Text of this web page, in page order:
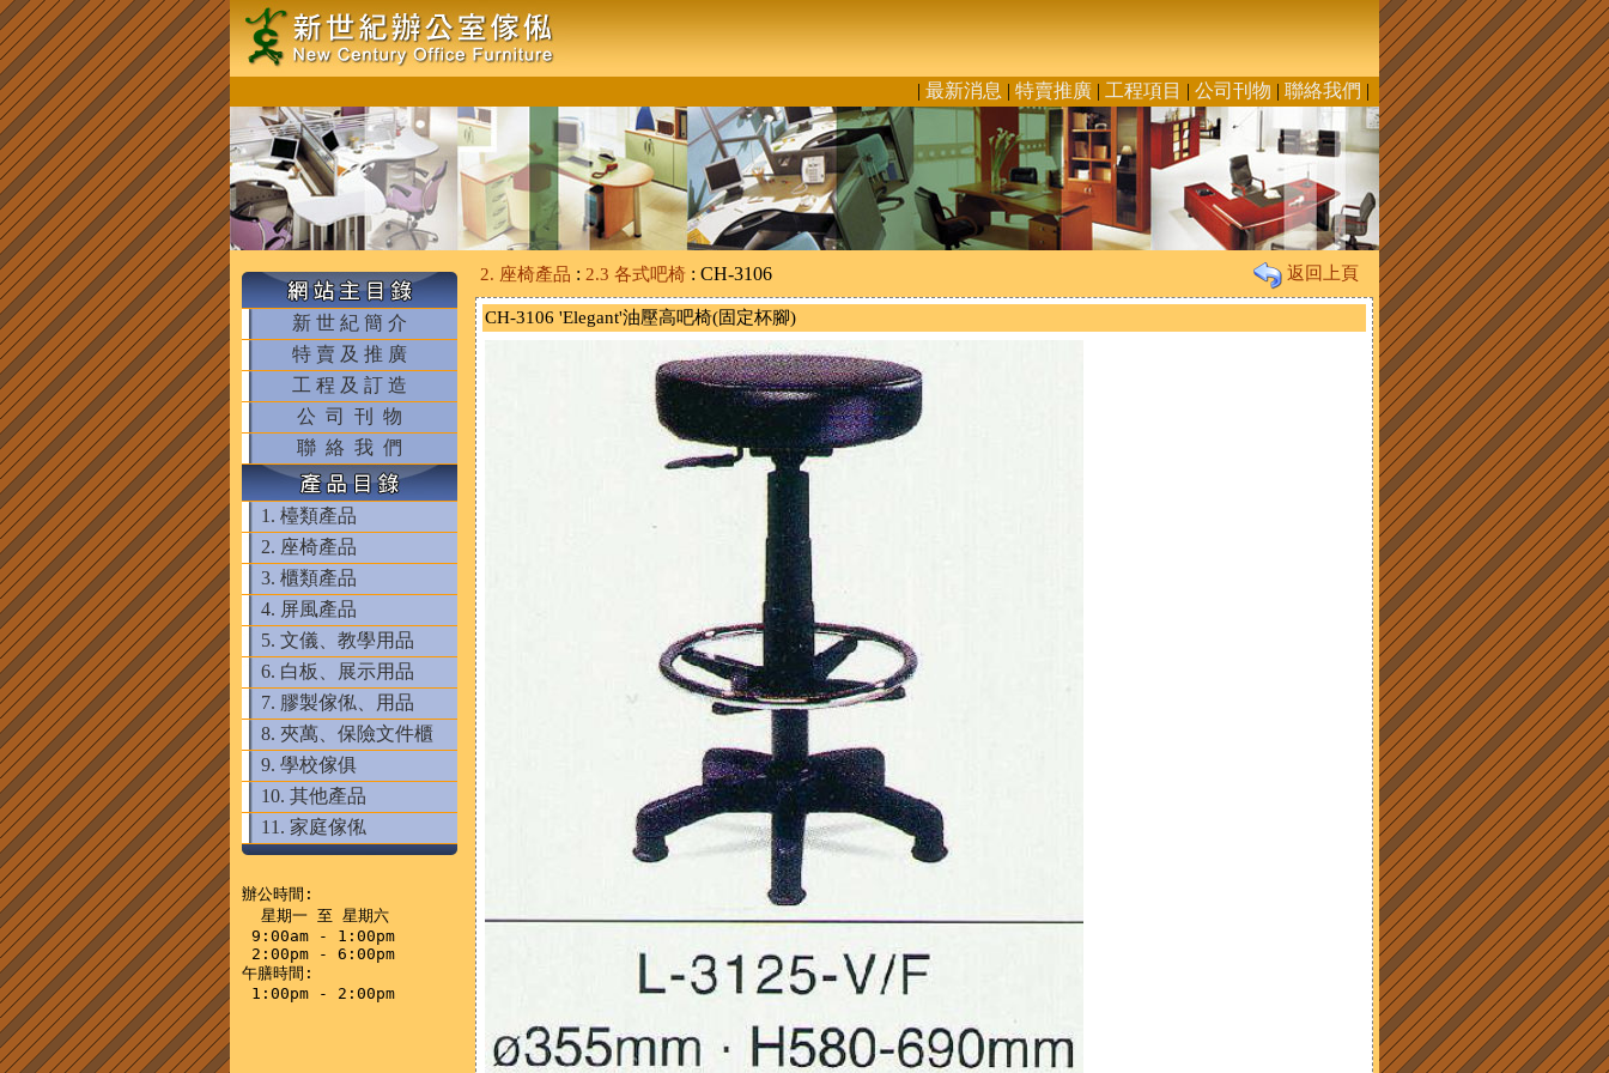
| 最新消息 | 特賣推廣 | 工程項目 | 公司刊物 | 聯絡我們 |
新 世 紀 簡 介
特 賣 及 推 廣
工 程 及 訂 造
公 司 刊 物
聯 絡 我 們
1. 檯類產品
2. 座椅產品
3. 櫃類產品
4. 屏風產品
5. 文儀、教學用品
6. 白板、展示用品
7. 膠製傢俬、用品
8. 夾萬、保險文件櫃
9. 學校傢俱
10. 其他產品
11. 家庭傢俬
辦公時間:
  星期一 至 星期六
9:00am - 1:00pm
2:00pm - 6:00pm
午膳時間:
2. 座椅產品 : 2.3 各式吧椅 : CH-3106 返回上頁
CH-3106 'Elegant'油壓高吧椅(固定杯腳)